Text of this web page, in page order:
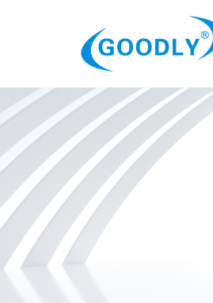
ОТРАСЛИ
Категория
Новости
Контакты